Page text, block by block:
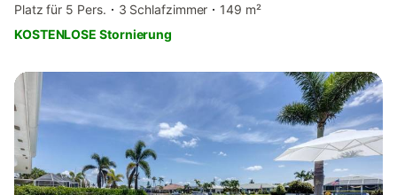
Platz für 5 Pers.
3 Schlafzimmer
149 m²
KOSTENLOSE Stornierung